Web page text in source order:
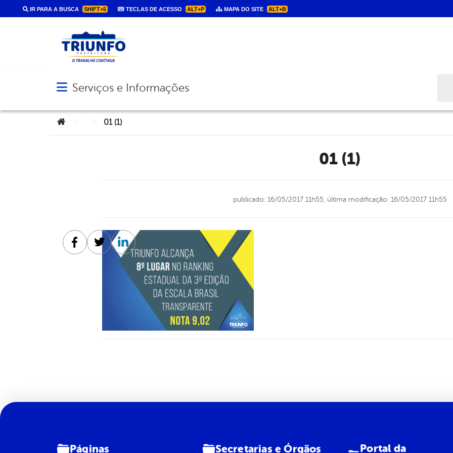
IR PARA A BUSCA SHIFT+5 TECLAS DE ACESSO ALT+P MAPA DO SITE ALT+B
Abrir menu principal de navegação
Serviços e Informações
Você está aqui:01 (1)
01 (1)
publicado: 16/05/2017 11h55, última modificação: 16/05/2017 11h55
Facebook
TwitterLinkedin
Páginas Secretarias e Órgãos
Portal da